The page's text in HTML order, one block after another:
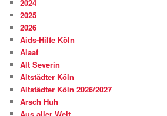
2024
2025
2026
Aids-Hilfe Köln
Alaaf
Alt Severin
Altstädter Köln
Altstädter Köln 2026/2027
Arsch Huh